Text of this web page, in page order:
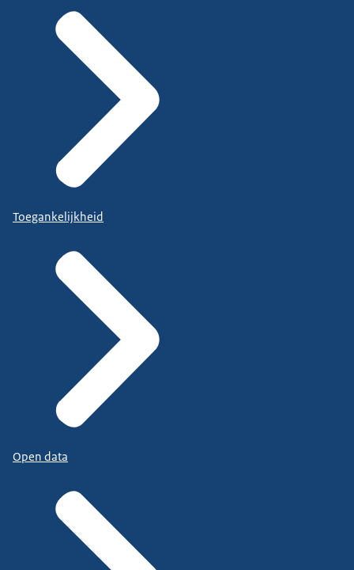
Toegankelijkheid
Open data